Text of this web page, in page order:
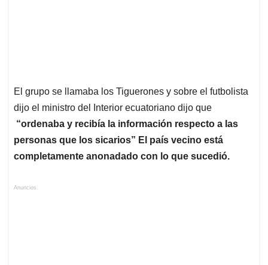
El grupo se llamaba los Tiguerones y sobre el futbolista
dijo el ministro del Interior ecuatoriano dijo que
“ordenaba y recibía la información respecto a las
personas que los sicarios” El país vecino está
completamente anonadado con lo que sucedió.
Anuncios.